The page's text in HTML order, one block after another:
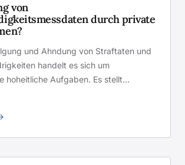
von
durch private
und Ahndung von Straftaten und
handelt es sich um
hoheitliche Aufgaben. Es stellt…